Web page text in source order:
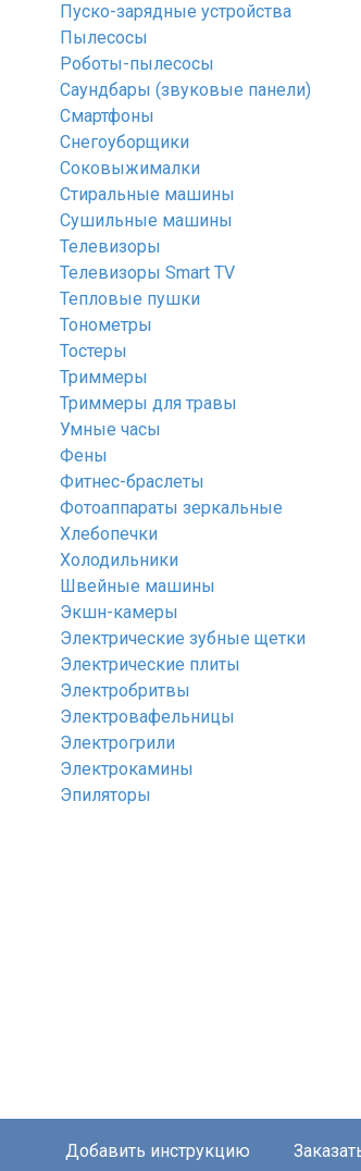
Пуско-зарядные устройства
Пылесосы
Роботы-пылесосы
Саундбары (звуковые панели)
Смартфоны
Снегоуборщики
Соковыжималки
Стиральные машины
Сушильные машины
Телевизоры
Телевизоры Smart TV
Тепловые пушки
Тонометры
Тостеры
Триммеры
Триммеры для травы
Умные часы
Фены
Фитнес-браслеты
Фотоаппараты зеркальные
Хлебопечки
Холодильники
Швейные машины
Экшн-камеры
Электрические зубные щетки
Электрические плиты
Электробритвы
Электровафельницы
Электрогрили
Электрокамины
Эпиляторы
Добавить инструкцию